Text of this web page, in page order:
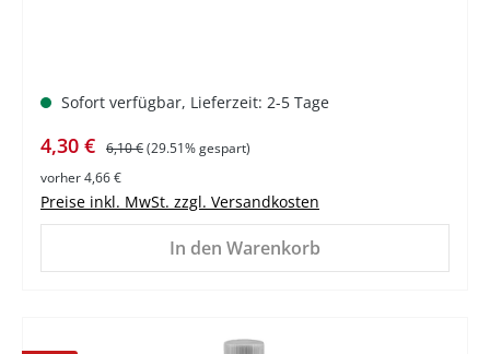
Sofort verfügbar, Lieferzeit: 2-5 Tage
Verkaufspreis:
4,30 € Regulärer Preis:
6,10 €(29.51% gespart)
vorher 4,66 €
Preise inkl. MwSt. zzgl. Versandkosten
In den Warenkorb